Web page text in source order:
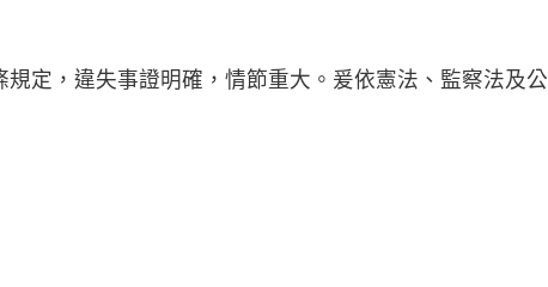
定，違失事證明確，情節重大。爰依憲法、監察法及公